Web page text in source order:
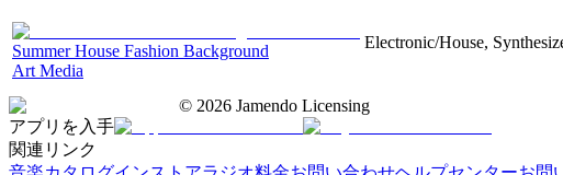
Summer House Fashion Background
Art Media
Electronic/House,
© 2026 Jamendo Licensing
アプリを入手
関連リンク